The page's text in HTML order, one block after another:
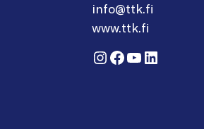
info@ttk.fi
www.ttk.fi
Instagram
Facebook
YouTube
LinkedIn